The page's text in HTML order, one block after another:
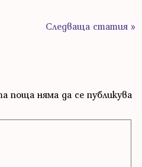
Следваща статия »
поща няма да се публикува